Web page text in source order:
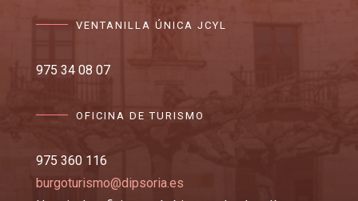
VENTANILLA ÚNICA JCYL
975 34 08 07
OFICINA DE TURISMO
975 360 116
burgoturismo@dipsoria.es